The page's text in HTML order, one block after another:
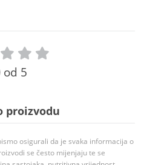
od 5
proizvodu
osigurali da je svaka informacija o
se često mijenjaju te se